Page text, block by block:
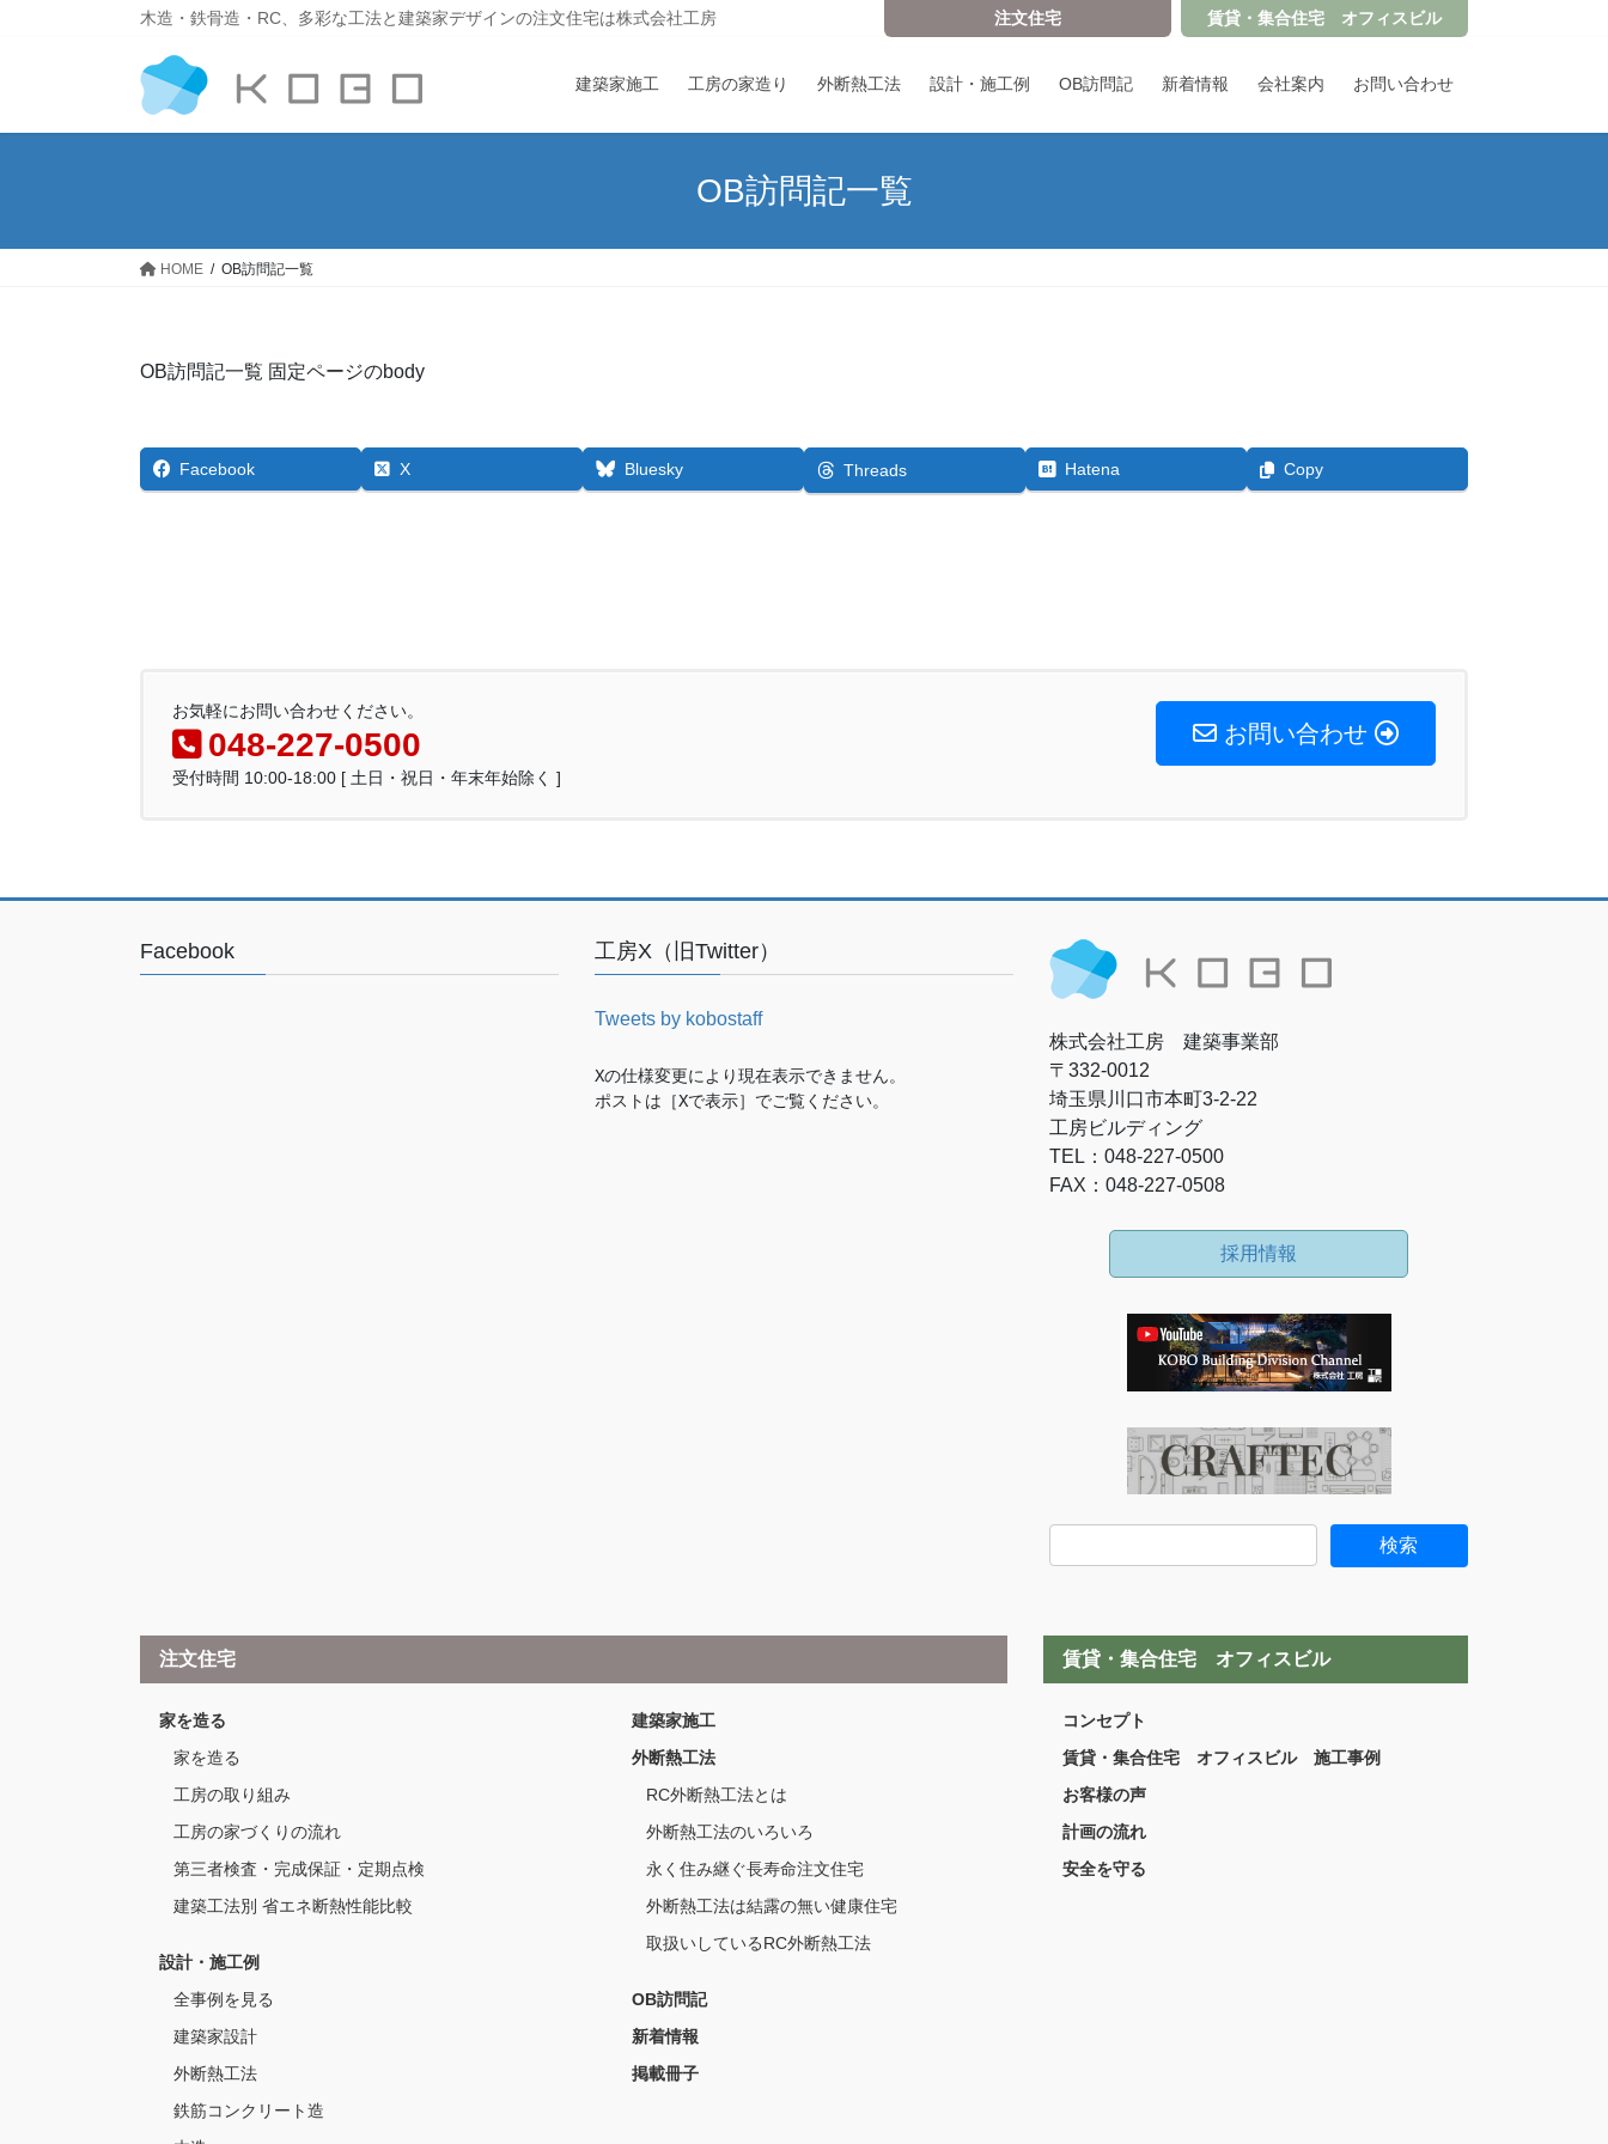
木造・鉄骨造・RC、多彩な工法と建築家デザインの注文住宅は株式会社工房 注文住宅 賃貸・集合住宅 オフィスビル
建築家施工 工房の家造り 外断熱工法 設計・施工例 OB訪問記 新着情報 会社案内 お問い合わせ
OB訪問記一覧
HOME OB訪問記一覧
OB訪問記一覧 固定ページのbody
Facebook X Bluesky Threads Hatena Copy
お気軽にお問い合わせください。
048-227-0500
受付時間 10:00-18:00 [ 土日・祝日・年末年始除く ]
お問い合わせ
Facebook 工房X（旧Twitter）
Tweets by kobostaff
Xの仕様変更により現在表示できません。
ポストは［Xで表示］でご覧ください。
株式会社工房 建築事業部
〒332-0012
埼玉県川口市本町3-2-22
工房ビルディング
TEL：048-227-0500
FAX：048-227-0508
採用情報
注文住宅
家を造る
家を造る
工房の取り組み
工房の家づくりの流れ
第三者検査・完成保証・定期点検
建築工法別 省エネ断熱性能比較
設計・施工例
全事例を見る
建築家設計
外断熱工法
鉄筋コンクリート造
建築家施工
外断熱工法
RC外断熱工法とは
外断熱工法のいろいろ
永く住み継ぐ長寿命注文住宅
外断熱工法は結露の無い健康住宅
取扱いしているRC外断熱工法
OB訪問記
新着情報
掲載冊子
賃貸・集合住宅 オフィスビル
コンセプト
賃貸・集合住宅 オフィスビル 施工事例
お客様の声
計画の流れ
安全を守る